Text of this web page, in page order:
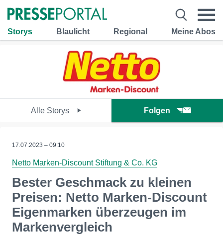
Storys Blaulicht Regional Meine Abos
Alle Storys Folgen
17.07.2023 – 09:10
Netto Marken-Discount Stiftung & Co. KG
Bester Geschmack zu kleinen
Preisen: Netto Marken-Discount
Eigenmarken überzeugen im
Markenvergleich